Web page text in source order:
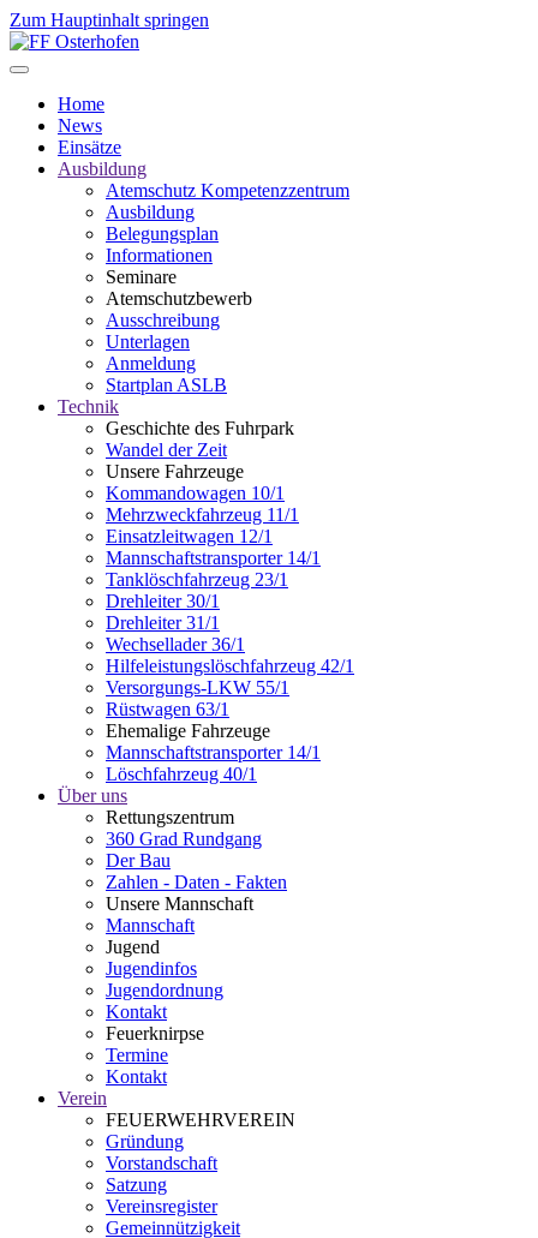
Zum Hauptinhalt springen
Home
News
Einsätze
Ausbildung
Atemschutz Kompetenzzentrum
Ausbildung
Belegungsplan
Informationen
Seminare
Atemschutzbewerb
Ausschreibung
Unterlagen
Anmeldung
Startplan ASLB
Technik
Geschichte des Fuhrpark
Wandel der Zeit
Unsere Fahrzeuge
Kommandowagen 10/1
Mehrzweckfahrzeug 11/1
Einsatzleitwagen 12/1
Mannschaftstransporter 14/1
Tanklöschfahrzeug 23/1
Drehleiter 30/1
Drehleiter 31/1
Wechsellader 36/1
Hilfeleistungslöschfahrzeug 42/1
Versorgungs-LKW 55/1
Rüstwagen 63/1
Ehemalige Fahrzeuge
Mannschaftstransporter 14/1
Löschfahrzeug 40/1
Über uns
Rettungszentrum
360 Grad Rundgang
Der Bau
Zahlen - Daten - Fakten
Unsere Mannschaft
Mannschaft
Jugend
Jugendinfos
Jugendordnung
Kontakt
Feuerknirpse
Termine
Kontakt
Verein
FEUERWEHRVEREIN
Gründung
Vorstandschaft
Satzung
Vereinsregister
Gemeinnützigkeit